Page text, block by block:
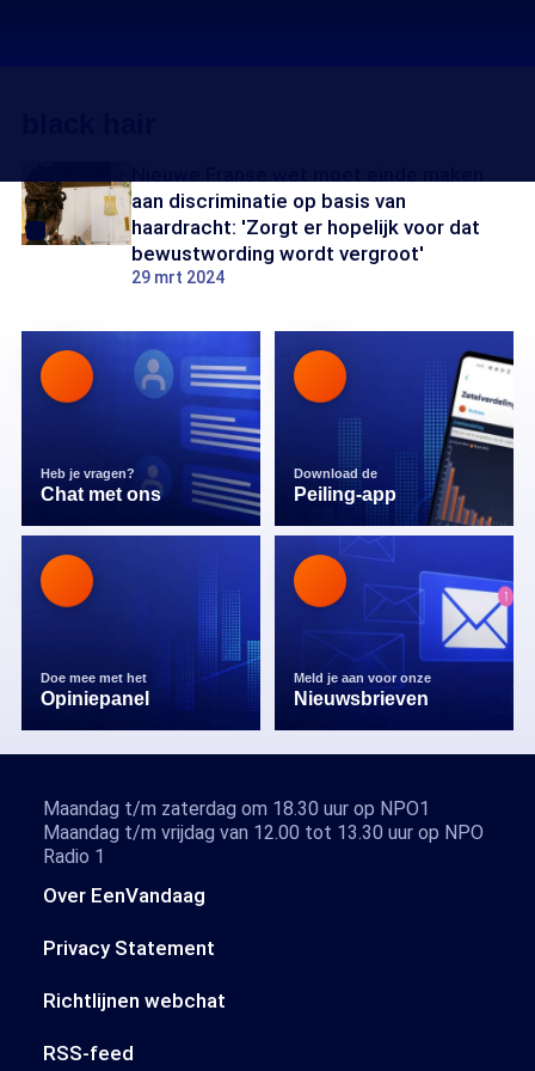
aan discriminatie op basis van
haardracht: 'Zorgt er hopelijk voor dat
bewustwording wordt vergroot'
29 mrt 2024
Heb je vragen?
Chat met ons
Download de
Peiling-app
Doe mee met het
Opiniepanel
Meld je aan voor onze
Nieuwsbrieven
Over EenVandaag
Privacy Statement
Richtlijnen webchat
RSS-feed
Maandag t/m zaterdag om 18.30 uur op NPO1
Maandag t/m vrijdag van 12.00 tot 13.30 uur op NPO
Radio 1